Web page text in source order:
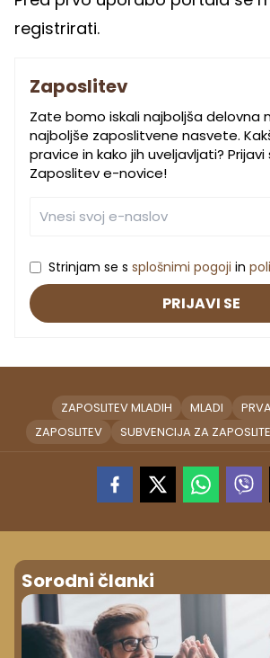
registrirati.
Zaposlitev
Zate bomo iskali najboljša delovna
najboljše zaposlitvene nasvete.
pravice in kako jih uveljavljati?
Zaposlitev e-novice!
Strinjam se s splošnimi pogoji in
PRIJAVI SE
ZAPOSLITEV MLADIH MLADI
ZAPOSLITEV
SUBVENCIJA ZA
Sorodni članki